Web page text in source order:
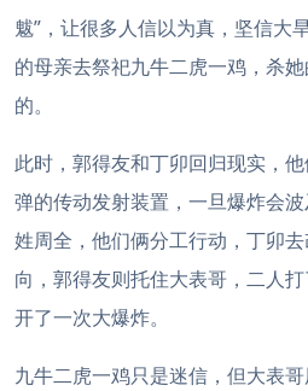
魃”，让很多人信以为真，坚信大
的母亲去祭祀九牛二虎一鸡，杀
的。
此时，郭得友和丁卯回归现实，
弹的传动发射装置，一旦爆炸会
姓周全，他们俩分工行动，丁卯
向，郭得友则托住大表哥，二人
开了一次大爆炸。
九牛二虎一鸡只是迷信，但大表